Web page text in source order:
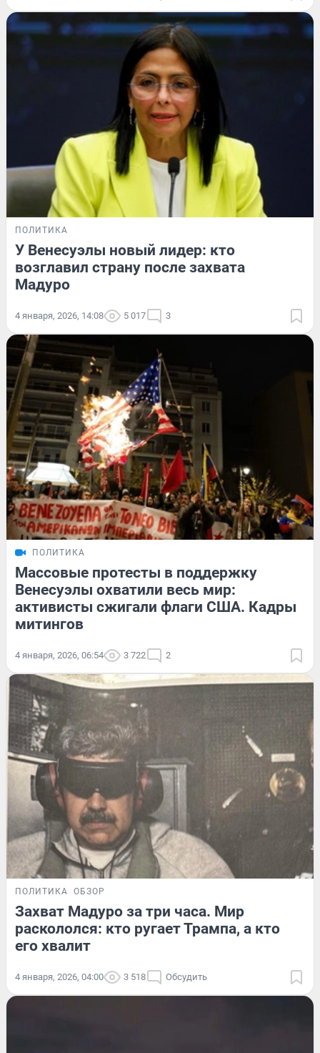
ПОЛИТИКА
У Венесуэлы новый лидер: кто
возглавил страну после захвата
Мадуро
4 января, 2026, 14:08 5 017 3
ПОЛИТИКА
Массовые протесты в поддержку
Венесуэлы охватили весь мир:
активисты сжигали флаги США. Кадры
митингов
4 января, 2026, 06:54 3 722 2
ПОЛИТИКА ОБЗОР
Захват Мадуро за три часа. Мир
раскололся: кто ругает Трампа, а кто
его хвалит
4 января, 2026, 04:00 3 518 Обсудить